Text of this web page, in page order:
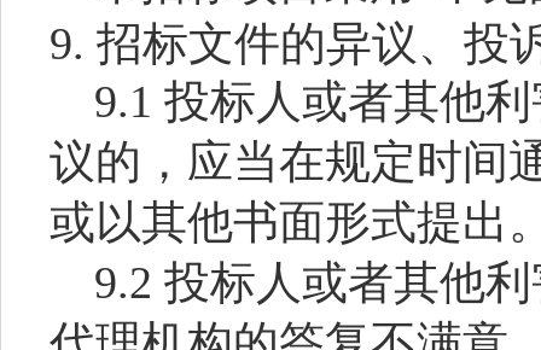
9. 招标文件的异议、投
9.1投标人或者其他
议的，应当在规定时间
或以其他书面形式提出
9.2投标人或者其他